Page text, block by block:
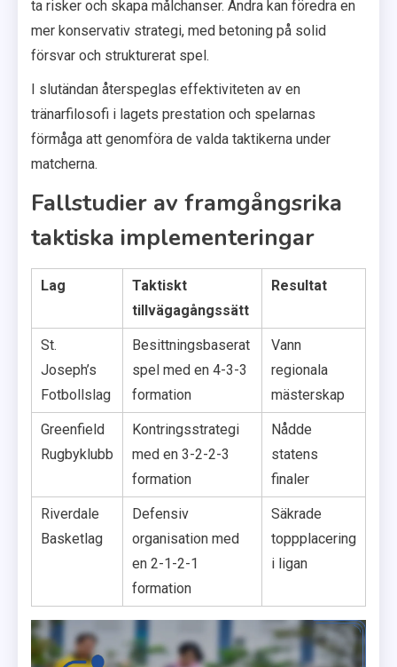
ta risker och skapa målchanser. Andra kan föredra en
mer konservativ strategi, med betoning på solid
försvar och strukturerat spel.
I slutändan återspeglas effektiviteten av en
tränarfilosofi i lagets prestation och spelarnas
förmåga att genomföra de valda taktikerna under
matcherna.
Fallstudier av framgångsrika
taktiska implementeringar
Lag
Taktiskt
tillvägagångssätt
Resultat
St.
Joseph’s
Fotbollslag
Besittningsbaserat
spel med en 4-3-3
formation
Vann
regionala
mästerskap
Greenfield
Rugbyklubb
Kontringsstrategi
med en 3-2-2-3
formation
Nådde
statens
finaler
Riverdale
Basketlag
Defensiv
organisation med
en 2-1-2-1
formation
Säkrade
toppplacering
i ligan